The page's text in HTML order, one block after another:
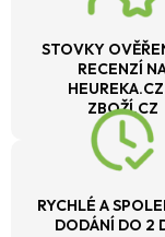
STOVKY
RECENZÍ
ZBOŽÍ.CZ
RYCHLÉ A
DODÁNÍ DO 2